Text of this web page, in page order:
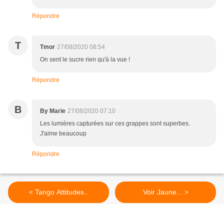
Répondre
T Tmor 27/08/2020 08:54
On sent le sucre rien qu'à la vue !
Répondre
B By Marie 27/08/2020 07:10
Les lumières capturées sur ces grappes sont superbes.
J'aime beaucoup
Répondre
< Tango Attitudes.. Voir Jaune... >